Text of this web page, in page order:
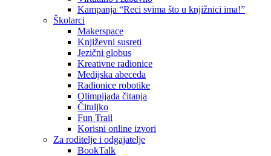
Kampanja “Reci svima što u knjižnici ima!”
Školarci
Makerspace
Književni susreti
Jezični globus
Kreativne radionice
Medijska abeceda
Radionice robotike
Olimpijada čitanja
Čituljko
Fun Trail
Korisni online izvori
Za roditelje i odgajatelje
BookTalk